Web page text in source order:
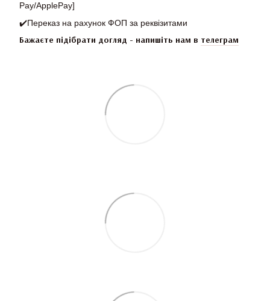
Pay/ApplePay]
✔️Переказ на рахунок ФОП за реквізитами
Бажаєте підібрати догляд - напишіть нам в телеграм